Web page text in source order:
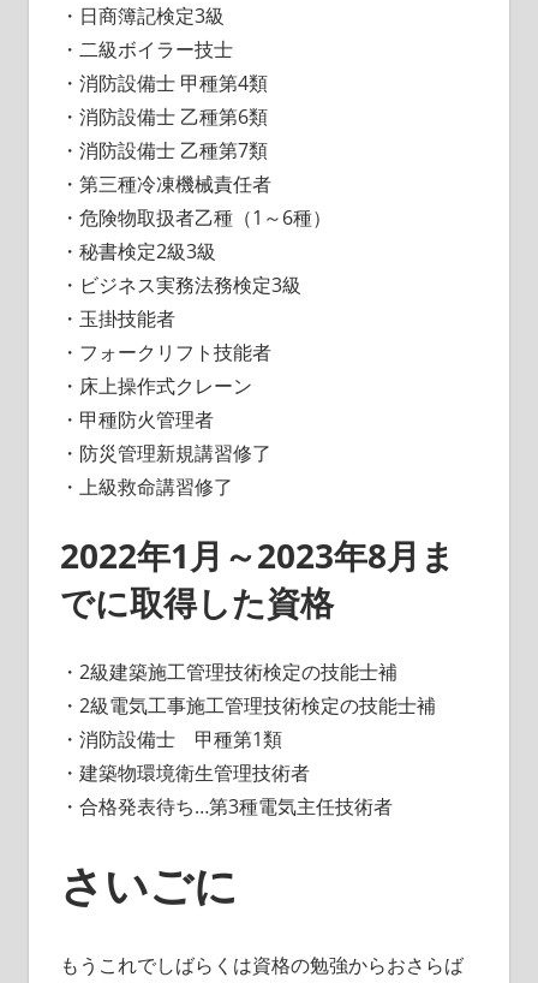
・日商簿記検定3級
・二級ボイラー技士
・消防設備士 甲種第4類
・消防設備士 乙種第6類
・消防設備士 乙種第7類
・第三種冷凍機械責任者
・危険物取扱者乙種（1～6種）
・秘書検定2級3級
・ビジネス実務法務検定3級
・玉掛技能者
・フォークリフト技能者
・床上操作式クレーン
・甲種防火管理者
・防災管理新規講習修了
・上級救命講習修了
2022年1月～2023年8月ま
でに取得した資格
・2級建築施工管理技術検定の技能士補
・2級電気工事施工管理技術検定の技能士補
・消防設備士 甲種第1類
・建築物環境衛生管理技術者
・合格発表待ち…第3種電気主任技術者
さいごに
もうこれでしばらくは資格の勉強からおさらば